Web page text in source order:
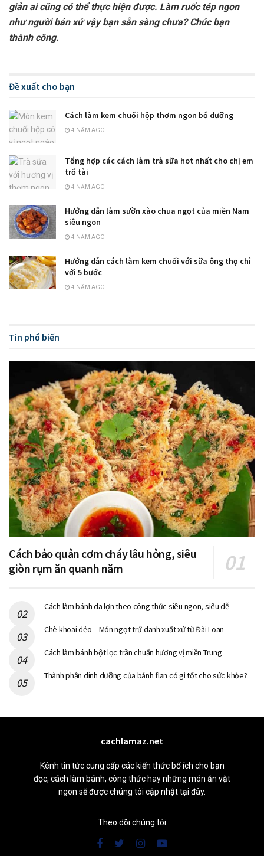
giản ai cũng có thể thực hiện được. Làm ruốc tép ngon
như người bản xứ vậy bạn sẵn sàng chưa? Chúc bạn
thành công.
Đề xuất cho bạn
Cách làm kem chuối hộp thơm ngon bổ dưỡng
4 NĂM AGO
Tổng hợp các cách làm trà sữa hot nhất cho chị em
trổ tài
4 NĂM AGO
Hướng dẫn làm sườn xào chua ngọt của miền Nam
siêu ngon
4 NĂM AGO
Hướng dẫn cách làm kem chuối với sữa ông thọ chỉ
với 5 bước
4 NĂM AGO
Tin phổ biến
Cách bảo quản cơm cháy lâu hỏng, siêu
giòn rụm ăn quanh năm
Cách làm bánh da lợn theo công thức siêu ngon, siêu dễ
Chè khoai dẻo – Món ngọt trứ danh xuất xứ từ Đài Loan
Cách làm bánh bột lọc trần chuẩn hương vị miền Trung
Thành phần dinh dưỡng của bánh flan có gì tốt cho sức khỏe?
cachlamaz.net
Kênh tin tức cung cấp các kiến thức bổ ích cho bạn
đọc, cách làm bánh, công thức hay những món ăn vặt
ngon sẽ được chúng tôi cập nhật tại đây.
Theo dõi chúng tôi